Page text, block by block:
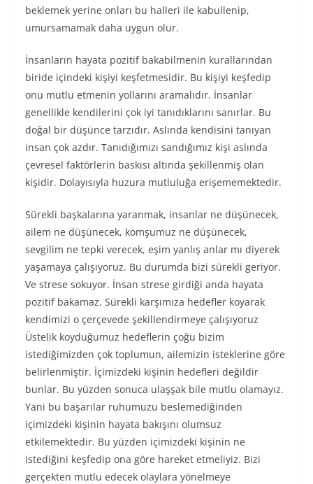
beklemek yerine onları bu halleri ile kabullenip,
umursamamak daha uygun olur.
İnsanların hayata pozitif bakabilmenin kurallarından
biride içindeki kişiyi keşfetmesidir. Bu kişiyi keşfedip
onu mutlu etmenin yollarını aramalıdır. İnsanlar
genellikle kendilerini çok iyi tanıdıklarını sanırlar. Bu
doğal bir düşünce tarzıdır. Aslında kendisini tanıyan
insan çok azdır. Tanıdığımızı sandığımız kişi aslında
çevresel faktörlerin baskısı altında şekillenmiş olan
kişidir. Dolayısıyla huzura mutluluğa erişememektedir.
Sürekli başkalarına yaranmak, insanlar ne düşünecek,
ailem ne düşünecek, komşumuz ne düşünecek,
sevgilim ne tepki verecek, eşim yanlış anlar mı diyerek
yaşamaya çalışıyoruz. Bu durumda bizi sürekli geriyor.
Ve strese sokuyor. İnsan strese girdiği anda hayata
pozitif bakamaz. Sürekli karşımıza hedefler koyarak
kendimizi o çerçevede şekillendirmeye çalışıyoruz
Üstelik koyduğumuz hedeflerin çoğu bizim
istediğimizden çok toplumun, ailemizin isteklerine göre
belirlenmiştir. İçimizdeki kişinin hedefleri değildir
bunlar. Bu yüzden sonuca ulaşşak bile mutlu olamayız.
Yani bu başarılar ruhumuzu beslemediğinden
içimizdeki kişinin hayata bakışını olumsuz
etkilemektedir. Bu yüzden içimizdeki kişinin ne
istediğini keşfedip ona göre hareket etmeliyiz. Bizi
gerçekten mutlu edecek olaylara yönelmeye